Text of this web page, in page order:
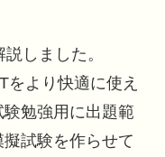
しました。
をより快適に使え
勉強用に出題範
試験を作らせて